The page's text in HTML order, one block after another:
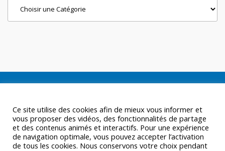
Ce site utilise des cookies afin de mieux vous informer et
vous proposer des vidéos, des fonctionnalités de partage
et des contenus animés et interactifs. Pour une expérience
de navigation optimale, vous pouvez accepter l’activation
de tous les cookies. Nous conservons votre choix pendant